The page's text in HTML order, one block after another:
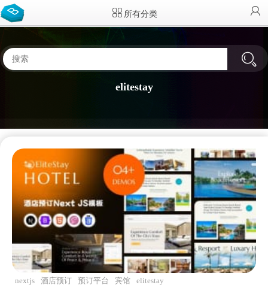
所有分类
elitestay
nextjs 酒店预订 预订平台 宾馆 elitestay